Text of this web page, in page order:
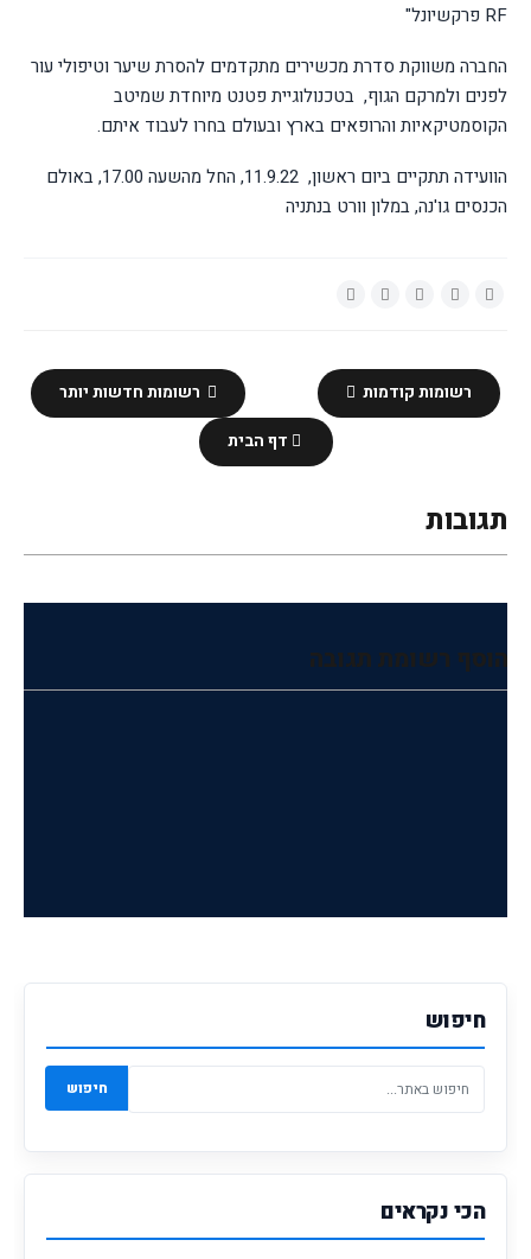
RF פרקשיונל"
החברה משווקת סדרת מכשירים מתקדמים להסרת שיער וטיפולי עור
לפנים ולמרקם הגוף, בטכנולוגיית פטנט מיוחדת שמיטב
הקוסמטיקאיות והרופאים בארץ ובעולם בחרו לעבוד איתם.
הוועידה תתקיים ביום ראשון,
11.9.22, החל מהשעה 17.00, באולם
הכנסים גו'נה, במלון וורט בנתניה
רשומות חדשות יותר רשומות קודמות
דף הבית
תגובות
הוסף רשומת תגובה
חיפוש
חיפוש
הכי נקראים